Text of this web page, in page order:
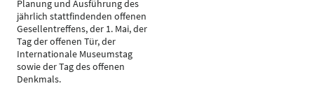
Planung und Ausführung des
jährlich stattfindenden offenen
Gesellentreffens, der 1. Mai, der
Tag der offenen Tür, der
Internationale Museumstag
sowie der Tag des offenen
Denkmals.